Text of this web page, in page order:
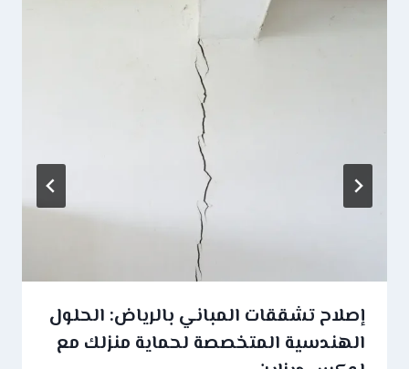
إصلاح تشققات المباني بالرياض: الحلول
الهندسية المتخصصة لحماية منزلك مع